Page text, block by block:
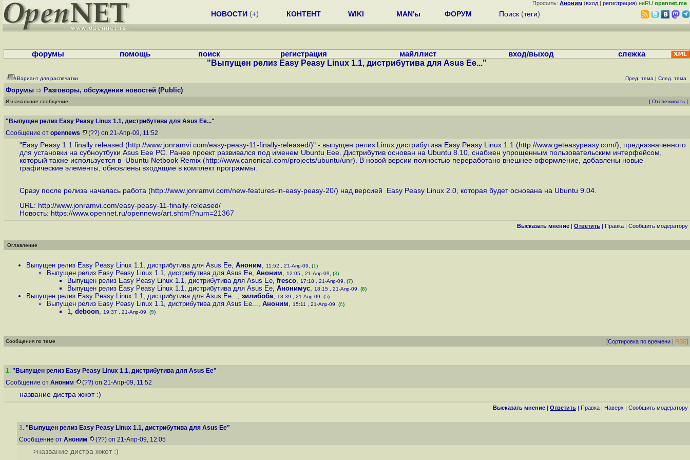
Профиль: Аноним (вход | регистрация) неRU opennet.me
НОВОСТИ (+) КОНТЕНТ WIKI MAN'ы ФОРУМ Поиск (теги)
форумы помощь поиск регистрация майллист вход/выход слежка
"Выпущен релиз Easy Peasy Linux 1.1, дистрибутива для Asus Ee..."
Вариант для распечатки Пред. тема | След. тема
Форумы Разговоры, обсуждение новостей (Public)
Изначальное сообщение [ Отслеживать ]
"Выпущен релиз Easy Peasy Linux 1.1, дистрибутива для Asus Ee..."
Сообщение от opennews (??) on 21-Апр-09, 11:52
"Easy Peasy 1.1 finally released (http://www.jonramvi.com/easy-peasy-11-finally-released/)" - выпущен релиз Linux дистрибутива Easy Peasy Linux 1.1 (http://www.geteasypeasy.com/), предназначенного
для установки на субноутбуки Asus Eee PC. Ранее проект развивался под именем Ubuntu Eee. Дистрибутив основан на Ubuntu 8.10, снабжен упрощенным пользовательским интерфейсом,
который также используется в Ubuntu Netbook Remix (http://www.canonical.com/projects/ubuntu/unr). В новой версии полностью переработано внешнее оформление, добавлены новые
графические элементы, обновлены входящие в комплект программы.
Сразу после релиза началась работа (http://www.jonramvi.com/new-features-in-easy-peasy-20/) над версией Easy Peasy Linux 2.0, которая будет основана на Ubuntu 9.04.
URL: http://www.jonramvi.com/easy-peasy-11-finally-released/
Новость: https://www.opennet.ru/opennews/art.shtml?num=21367
Высказать мнение | Ответить | Правка | Cообщить модератору
Оглавление
Выпущен релиз Easy Peasy Linux 1.1, дистрибутива для Asus Ee, Аноним, 11:52 , 21-Апр-09, (1)
Выпущен релиз Easy Peasy Linux 1.1, дистрибутива для Asus Ee, Аноним, 12:05 , 21-Апр-09, (3)
Выпущен релиз Easy Peasy Linux 1.1, дистрибутива для Asus Ee, fresco, 17:18 , 21-Апр-09, (7)
Выпущен релиз Easy Peasy Linux 1.1, дистрибутива для Asus Ee, Анонимус, 18:15 , 21-Апр-09, (8)
Выпущен релиз Easy Peasy Linux 1.1, дистрибутива для Asus Ee..., зилибоба, 13:39 , 21-Апр-09, (5)
Выпущен релиз Easy Peasy Linux 1.1, дистрибутива для Asus Ee..., Аноним, 15:11 , 21-Апр-09, (6)
1, deboon, 19:37 , 21-Апр-09, (9)
Сообщения по теме [Сортировка по времени | RSS]
1. "Выпущен релиз Easy Peasy Linux 1.1, дистрибутива для Asus Ee"
Сообщение от Аноним (??) on 21-Апр-09, 11:52
название дистра жжот :)
Высказать мнение | Ответить | Правка | Наверх | Cообщить модератору
3. "Выпущен релиз Easy Peasy Linux 1.1, дистрибутива для Asus Ee"
Сообщение от Аноним (??) on 21-Апр-09, 12:05
>название дистра жжот :)